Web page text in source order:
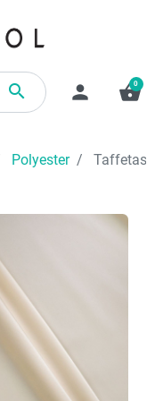
 person shopping_basket
0
Polyester Taffetas